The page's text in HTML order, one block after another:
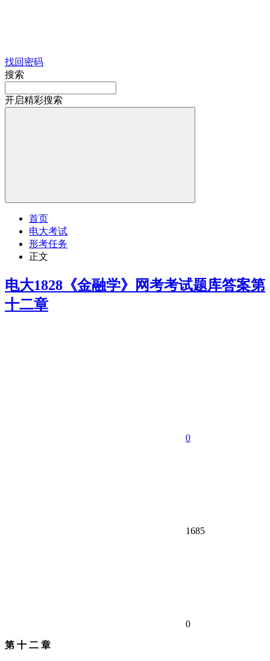
找回密码
搜索
开启精彩搜索
首页
电大考试
形考任务
正文
电大1828《金融学》网考考试题库答案第
十二章
0
1685
0
第 十 二 章